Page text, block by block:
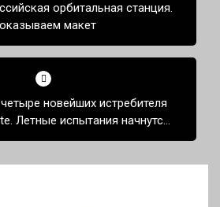
орбитальная станция.
макет
новейших истребителя
Летные испытания начнутся
в 2024 году